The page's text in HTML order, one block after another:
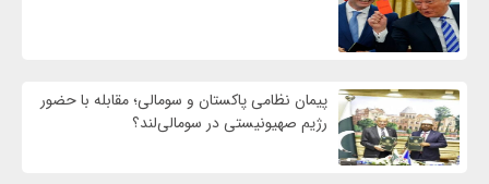
پیمان نظامی پاکستان و سومالی؛ مقابله با حضور
رژيم صهیونیستی در سومالی‌لند؟